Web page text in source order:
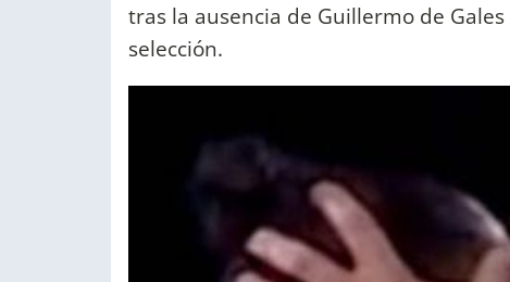
tras la ausencia de Guillermo de
selección.